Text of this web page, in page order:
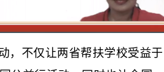
，不仅让两省帮扶学校受益于